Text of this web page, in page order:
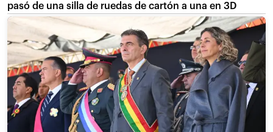
pasó de una silla de ruedas de cartón a una en 3D